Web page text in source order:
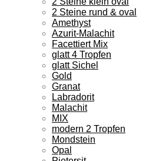
2 Steine rund & oval
Amethyst
Azurit-Malachit
Facettiert Mix
glatt 4 Tropfen
glatt Sichel
Gold
Granat
Labradorit
Malachit
MIX
modern 2 Tropfen
Mondstein
Opal